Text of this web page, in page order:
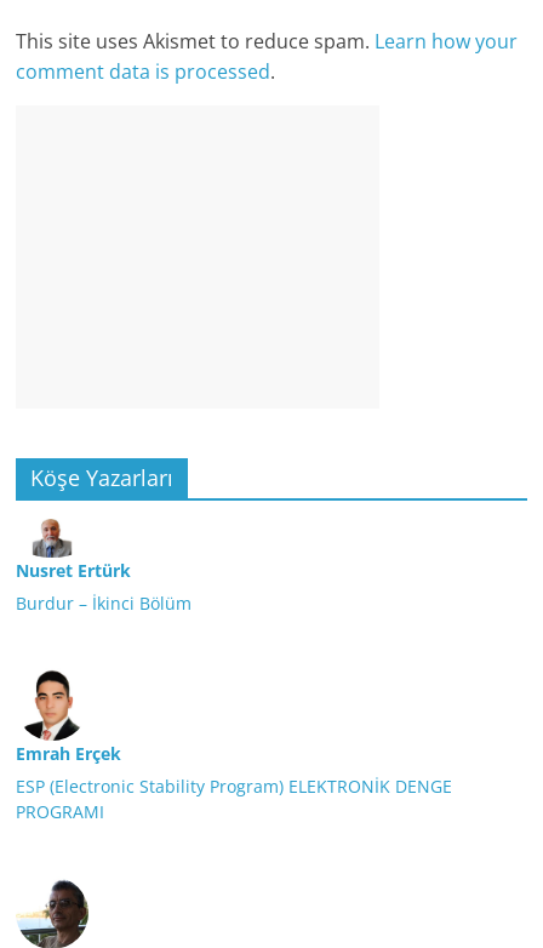
This site uses Akismet to reduce spam. Learn how your
comment data is processed.
Köşe Yazarları
Nusret Ertürk
Burdur – İkinci Bölüm
Emrah Erçek
ESP (Electronic Stability Program) ELEKTRONİK DENGE
PROGRAMI